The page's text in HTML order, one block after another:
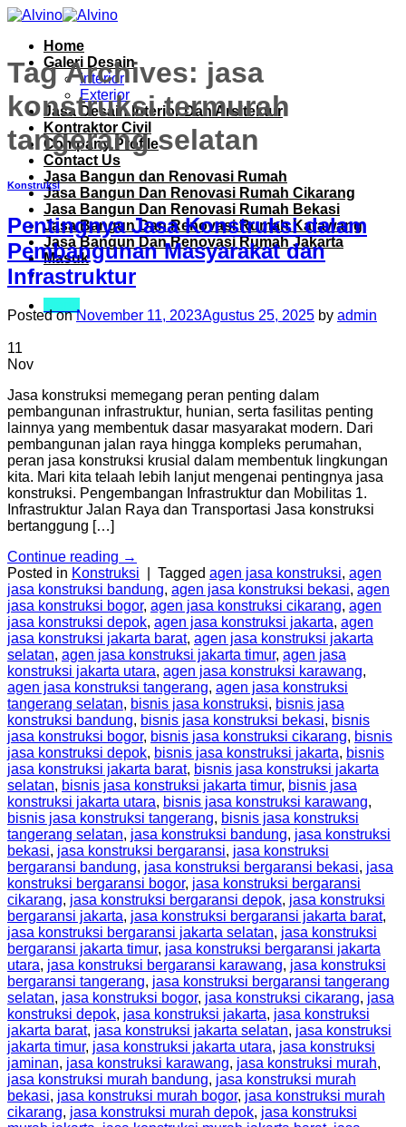
Skip
contentHome
Galeri Desain
Interior
Exterior
Jasa Desain Interior Dan Arsitektur
Kontraktor Civil
Company Profile
Contact Us
Jasa Bangun dan Renovasi Rumah
Jasa Bangun Dan Renovasi Rumah Cikarang
Jasa Bangun Dan Renovasi Rumah Bekasi
Jasa Bangun Dan Renovasi Rumah Karawang
Jasa Bangun Dan Renovasi Rumah Jakarta
Masuk
Tag Archives: jasa
konstruksi termurah
tangerang selatan
Konstruksi
Pentingnya Jasa Konstruksi dalam
Pembangunan Masyarakat dan
Infrastruktur
Posted onNovember 11, 2023Agustus 25, 2025 by admin
11
Nov
Jasa konstruksi memegang peran penting dalam
pembangunan infrastruktur, hunian, serta fasilitas penting
lainnya yang membentuk dasar masyarakat modern. Dari
pembangunan jalan raya hingga kompleks perumahan,
peran jasa konstruksi krusial dalam membentuk lingkungan
kita. Mari kita telaah lebih lanjut mengenai pentingnya jasa
konstruksi. Pengembangan Infrastruktur dan Mobilitas 1.
Infrastruktur Jalan Raya dan Transportasi Jasa konstruksi
bertanggung […]
Continue reading →
Posted in Konstruksi Tagged agen jasa konstruksi, agen
jasa konstruksi bandung, agen jasa konstruksi bekasi, agen
jasa konstruksi bogor, agen jasa konstruksi cikarang, agen
jasa konstruksi depok, agen jasa konstruksi jakarta, agen
jasa konstruksi jakarta barat, agen jasa konstruksi jakarta
selatan, agen jasa konstruksi jakarta timur, agen jasa
konstruksi jakarta utara, agen jasa konstruksi karawang,
agen jasa konstruksi tangerang, agen jasa konstruksi
tangerang selatan, bisnis jasa konstruksi, bisnis jasa
konstruksi bandung, bisnis jasa konstruksi bekasi, bisnis
jasa konstruksi bogor, bisnis jasa konstruksi cikarang, bisnis
jasa konstruksi depok, bisnis jasa konstruksi jakarta, bisnis
jasa konstruksi jakarta barat, bisnis jasa konstruksi jakarta
selatan, bisnis jasa konstruksi jakarta timur, bisnis jasa
konstruksi jakarta utara, bisnis jasa konstruksi karawang,
bisnis jasa konstruksi tangerang, bisnis jasa konstruksi
tangerang selatan, jasa konstruksi bandung, jasa konstruksi
bekasi, jasa konstruksi bergaransi, jasa konstruksi
bergaransi bandung, jasa konstruksi bergaransi bekasi, jasa
konstruksi bergaransi bogor, jasa konstruksi bergaransi
cikarang, jasa konstruksi bergaransi depok, jasa konstruksi
bergaransi jakarta, jasa konstruksi bergaransi jakarta barat,
jasa konstruksi bergaransi jakarta selatan, jasa konstruksi
bergaransi jakarta timur, jasa konstruksi bergaransi jakarta
utara, jasa konstruksi bergaransi karawang, jasa konstruksi
bergaransi tangerang, jasa konstruksi bergaransi tangerang
selatan, jasa konstruksi bogor, jasa konstruksi cikarang, jasa
konstruksi depok, jasa konstruksi jakarta, jasa konstruksi
jakarta barat, jasa konstruksi jakarta selatan, jasa konstruksi
jakarta timur, jasa konstruksi jakarta utara, jasa konstruksi
jaminan, jasa konstruksi karawang, jasa konstruksi murah,
jasa konstruksi murah bandung, jasa konstruksi murah
bekasi, jasa konstruksi murah bogor, jasa konstruksi murah
cikarang, jasa konstruksi murah depok, jasa konstruksi